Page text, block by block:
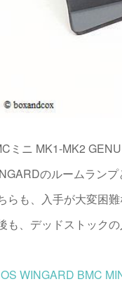
ミニ MK1-MK2
のルームランプ
らも、入手が大変困
も、デッドストック
WINGARD BMC